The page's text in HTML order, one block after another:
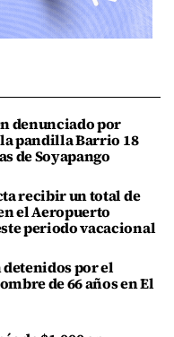
denunciado por
pandilla Barrio 18
de Soyapango
recibir un total de
el Aeropuerto
periodo vacacional
detenidos por el
de 66 años en El